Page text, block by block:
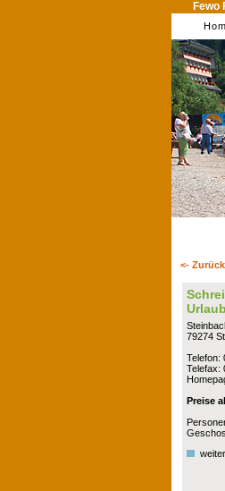
Fewo
<-
79274
Telefon:
Telefax:
Preise